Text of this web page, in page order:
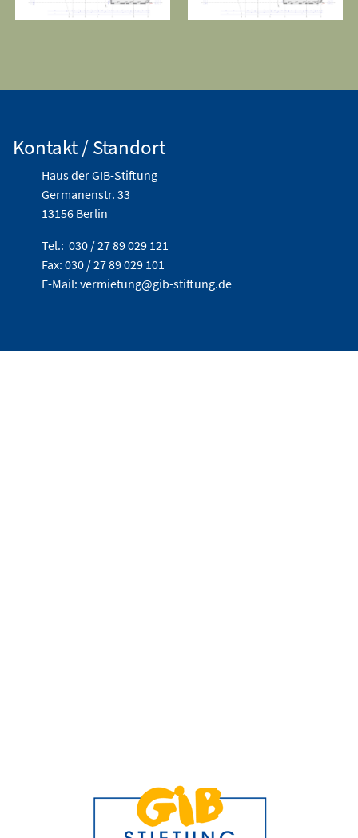
Kontakt / Standort
Haus der GIB-Stiftung
Germanenstr. 33
13156 Berlin
Tel.: 030 / 27 89 029 121
Fax: 030 / 27 89 029 101
E-Mail: vermietung@gib-stiftung.de